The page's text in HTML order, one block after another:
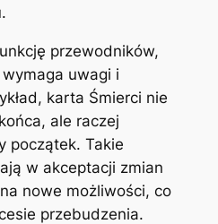
przewodników,
uwagi i
karta Śmierci nie
ale raczej
początek. Takie
w akceptacji zmian
nowe możliwości, co
przebudzenia.